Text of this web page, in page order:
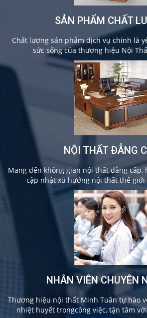
SẢN PHẨM CHẤT
Chất lượng sản phẩm dịch vụ chính là
sức sống của thương hiệu Nội
NỘI THẤT ĐẲNG
Mang đến không gian nội thất đẳng
cập nhật xu hướng nội thất thế giới
NHÂN VIÊN CHUYÊN
Thương hiệu nội thất Minh Tuân tự hào
nhiệt huyết trongcông việc, tận tâm